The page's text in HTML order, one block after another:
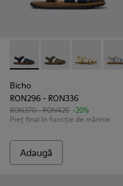
Bicho - 80177-077 -
Bicho - 80177-088
Bicho -
Bicho
RON296 - RON336
RON370 - RON420 -20%
Preț final în funcție de mărime
Adaugă